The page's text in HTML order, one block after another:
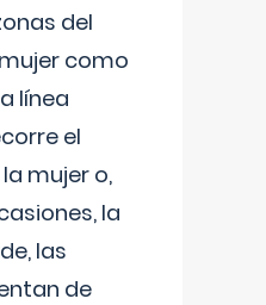
del
como
línea
el
mujer o,
la
las
de